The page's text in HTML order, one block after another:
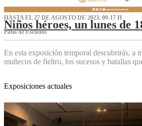
HASTA EL 27 DE AGOSTO DE 2023, 09-17 H
Niños héroes, un lunes de
Patio de Escudos
En esta exposición temporal descubrirás, a
muñecos de fieltro, los sucesos y batallas
Exposiciones actuales